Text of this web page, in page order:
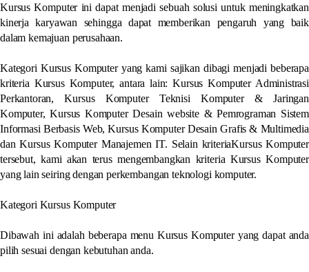
Kursus Komputer ini dapat menjadi sebuah solusi untuk meningkatkan
kinerja karyawan sehingga dapat memberikan pengaruh yang baik
dalam kemajuan perusahaan.
Kategori Kursus Komputer yang kami sajikan dibagi menjadi beberapa
kriteria Kursus Komputer, antara lain: Kursus Komputer Administrasi
Perkantoran, Kursus Komputer Teknisi Komputer & Jaringan
Komputer, Kursus Komputer Desain website & Pemrograman Sistem
Informasi Berbasis Web, Kursus Komputer Desain Grafis & Multimedia
dan Kursus Komputer Manajemen IT. Selain kriteriaKursus Komputer
tersebut, kami akan terus mengembangkan kriteria Kursus Komputer
yang lain seiring dengan perkembangan teknologi komputer.
Kategori Kursus Komputer
Dibawah ini adalah beberapa menu Kursus Komputer yang dapat anda
pilih sesuai dengan kebutuhan anda.